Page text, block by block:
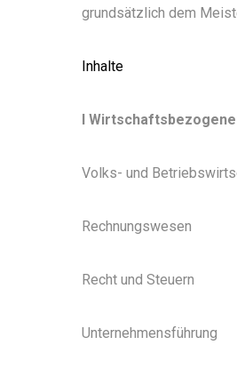
grundsätzlich dem
Inhalte
I
Volks- und
Rechnungswesen
Recht und Steuern
Unternehmensführung